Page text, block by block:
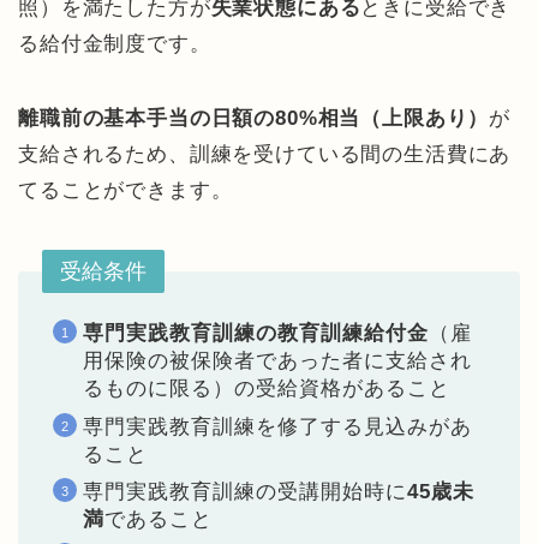
照）を満たした方が失業状態にある ときに受給でき
る給付金制度です。
離職前の基本手当の日額の80%相当（上限あり） が
支給されるため、訓練を受けている間の生活費にあ
てることができます。
受給条件
専門実践教育訓練の教育訓練給付金 （雇
用保険の被保険者であった者に支給され
るものに限る）の受給資格があること
専門実践教育訓練を修了する見込みがあ
ること
専門実践教育訓練の受講開始時に45歳未
満であること